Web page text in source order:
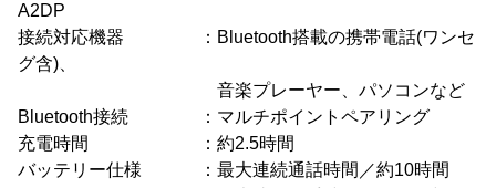
A2DP
接続対応機器 ：Bluetooth搭載の携帯電話(ワンセ
グ含)、
音楽プレーヤー、パソコンなど
Bluetooth接続 ：マルチポイントペアリング
充電時間 ：約2.5時間
バッテリー仕様 ：最大連続通話時間／約10時間